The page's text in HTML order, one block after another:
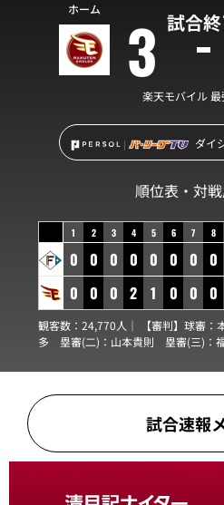
試合
ホーム 3
楽天モバイル
ダイ
順位表・対
1 2 3 4 5 6 7 8
0 0 0 0 0 0 0 0
0 0 0 2 1 0 0 0
観客数：24,770人｜ 【審判】球審：
多 塁審(二)： 山本貴則 塁審(三)：
試合速報